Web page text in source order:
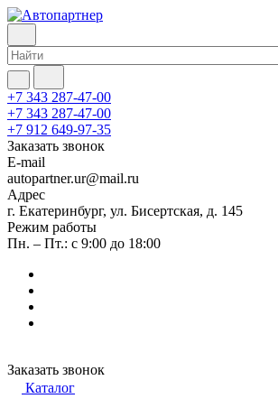
+7 343 287-47-00
+7 343 287-47-00
+7 912 649-97-35
Заказать звонок
E-mail
autopartner.ur@mail.ru
Адрес
г. Екатеринбург, ул. Бисертская, д. 145
Режим работы
Пн. – Пт.: с 9:00 до 18:00
Заказать звонок
Каталог